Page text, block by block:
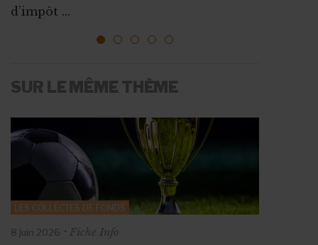
d’impôt ...
ressources, vous faire connaî...
1 2 3 4
SUR LE MÊME THÈME
LES COLLECTES DE FONDS
8 juin 2026 Fiche Info